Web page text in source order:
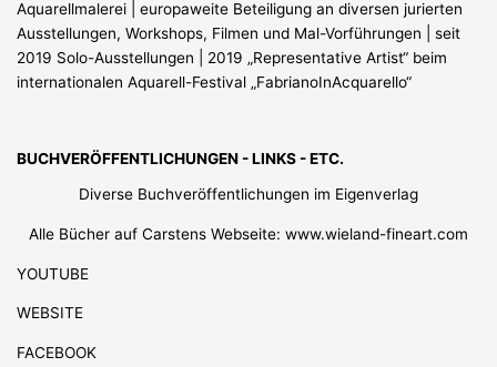
Aquarellmalerei | europaweite Beteiligung an diversen jurierten
Ausstellungen, Workshops, Filmen und Mal-Vorführungen | seit
2019 Solo-Ausstellungen | 2019 „Representative Artist“ beim
internationalen Aquarell-Festival „FabrianoInAcquarello“
BUCHVERÖFFENTLICHUNGEN - LINKS - ETC.
Diverse Buchveröffentlichungen im Eigenverlag
Alle Bücher auf Carstens Webseite: www.wieland-fineart.com
YOUTUBE
WEBSITE
FACEBOOK